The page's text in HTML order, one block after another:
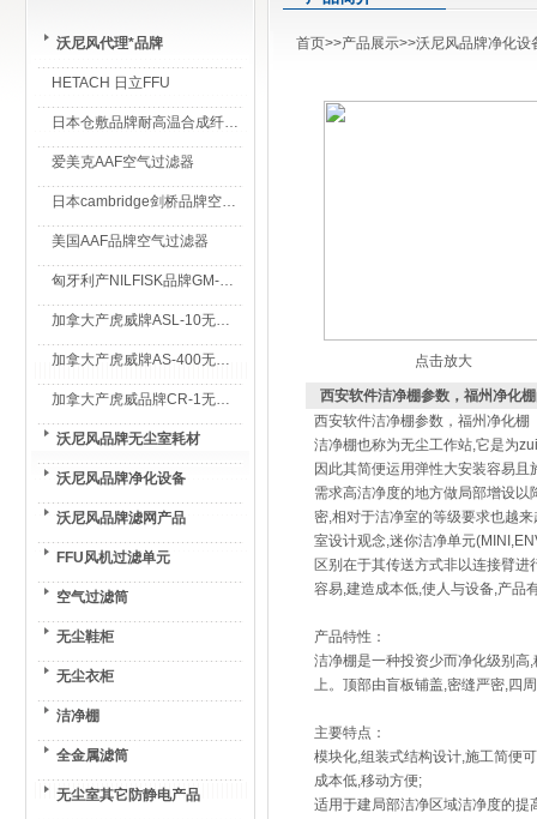
沃尼风代理*品牌
HETACH 日立FFU
日本仓敷品牌耐高温合成纤维过滤棉
爱美克AAF空气过滤器
日本cambridge剑桥品牌空气过滤器
美国AAF品牌空气过滤器
匈牙利产NILFISK品牌GM-80无尘室专用吸尘器
加拿大产虎威牌ASL-10无尘室专用吸尘器
加拿大产虎威牌AS-400无尘室专用吸尘器
加拿大产虎威品牌CR-1无尘室专用吸尘器
沃尼风品牌无尘室耗材
沃尼风品牌净化设备
沃尼风品牌滤网产品
FFU风机过滤单元
空气过滤筒
无尘鞋柜
无尘衣柜
洁净棚
全金属滤筒
无尘室其它防静电产品
首页>>产品展示>>沃尼风品牌净化设
点击放大
西安软件洁净棚参数，福州净化棚
西安软件洁净棚参数，福州净化棚
洁净棚也称为无尘工作站,它是为
因此其简便运用弹性大安装容易
需求高洁净度的地方做局部增设
密,相对于洁净室的等级要求也越
室设计观念,迷你洁净单元
区别在于其传送方式非以连接臂
容易,建造成本低,使人与设备,产品
产品特性：
洁净棚是一种投资少而净化级别高
上。顶部由盲板铺盖,密缝严密,四
主要特点：
模块化,组装式结构设计,施工简便
成本低,移动方便;
适用于建局部洁净区域洁净度的提